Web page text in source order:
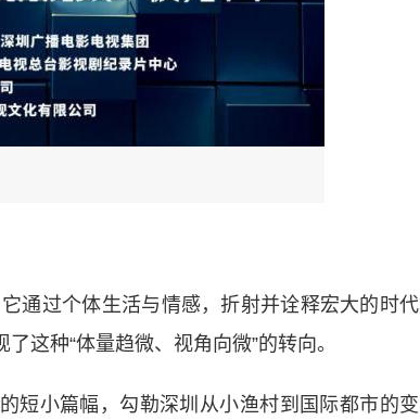
通过个体生活与情感，折射并诠释宏大的时代
这种“体量趋微、视角向微”的转向。
小篇幅，勾勒深圳从小渔村到国际都市的变